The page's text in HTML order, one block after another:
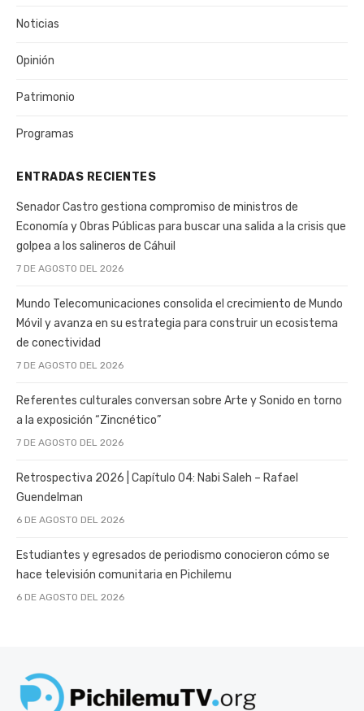
Noticias
Opinión
Patrimonio
Programas
ENTRADAS RECIENTES
Senador Castro gestiona compromiso de ministros de
Economía y Obras Públicas para buscar una salida a la crisis que
golpea a los salineros de Cáhuil
7 DE AGOSTO DEL 2026
Mundo Telecomunicaciones consolida el crecimiento de Mundo
Móvil y avanza en su estrategia para construir un ecosistema
de conectividad
7 DE AGOSTO DEL 2026
Referentes culturales conversan sobre Arte y Sonido en torno
a la exposición “Zincnético”
7 DE AGOSTO DEL 2026
Retrospectiva 2026 | Capítulo 04: Nabi Saleh – Rafael
Guendelman
6 DE AGOSTO DEL 2026
Estudiantes y egresados de periodismo conocieron cómo se
hace televisión comunitaria en Pichilemu
6 DE AGOSTO DEL 2026